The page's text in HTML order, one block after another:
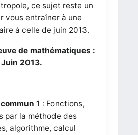
ce sujet reste un
vous entraîner à une
à celle de juin 2013.
de mathématiques :
2013.
1 : Fonctions,
par la méthode des
algorithme, calcul